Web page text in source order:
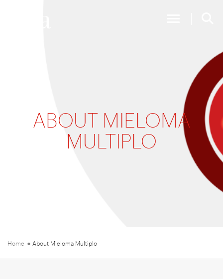
ABOUT MIELOMA
MULTIPLO
Home About Mieloma Multiplo